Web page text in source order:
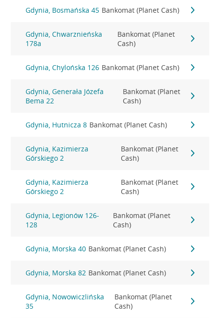
Gdynia, Bosmańska 45 Bankomat (Planet Cash)
Gdynia, Chwarznieńska
178a
Bankomat (Planet
Cash)
Gdynia, Chylońska 126 Bankomat (Planet Cash)
Gdynia, Generała Józefa
Bema 22
Bankomat (Planet
Cash)
Gdynia, Hutnicza 8 Bankomat (Planet Cash)
Gdynia, Kazimierza
Górskiego 2
Bankomat (Planet
Cash)
Gdynia, Kazimierza
Górskiego 2
Bankomat (Planet
Cash)
Gdynia, Legionów 126-
128
Bankomat (Planet
Cash)
Gdynia, Morska 40 Bankomat (Planet Cash)
Gdynia, Morska 82 Bankomat (Planet Cash)
Gdynia, Nowowiczlińska
35
Bankomat (Planet
Cash)